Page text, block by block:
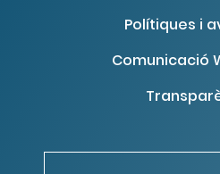
Polítiques i
Comunicació